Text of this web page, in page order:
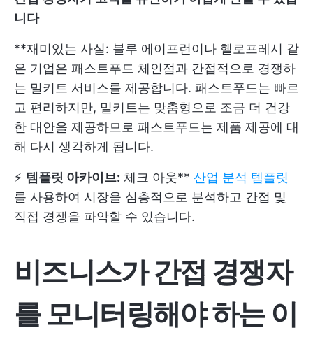
니다
**재미있는 사실: 블루 에이프런이나 헬로프레시 같
은 기업은 패스트푸드 체인점과 간접적으로 경쟁하
는 밀키트 서비스를 제공합니다. 패스트푸드는 빠르
고 편리하지만, 밀키트는 맞춤형으로 조금 더 건강
한 대안을 제공하므로 패스트푸드는 제품 제공에 대
해 다시 생각하게 됩니다.
⚡️ 템플릿 아카이브: 체크 아웃** 산업 분석 템플릿
를 사용하여 시장을 심층적으로 분석하고 간접 및
직접 경쟁을 파악할 수 있습니다.
비즈니스가 간접 경쟁자
를 모니터링해야 하는 이